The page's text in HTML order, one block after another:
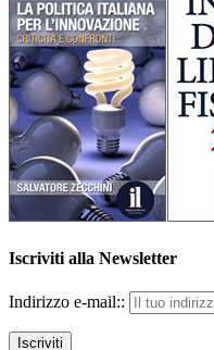
Iscriviti alla Newsletter
Indirizzo e-mail::